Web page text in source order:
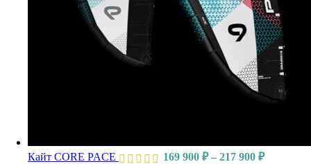
Кайт CORE PACE 169 900 ₽ – 217 900 ₽